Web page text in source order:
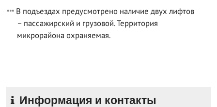
В подъездах предусмотрено наличие двух лифтов
– пассажирский и грузовой. Территория
микрорайона охраняемая.
Информация и контакты